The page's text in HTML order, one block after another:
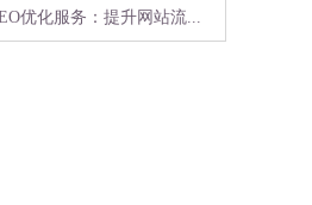
优化服务：提升网站流...